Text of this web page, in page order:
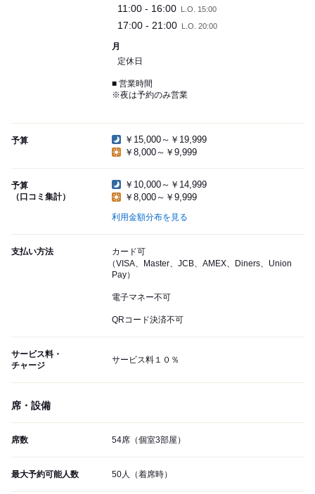
11:00 - 16:00 L.O. 15:00
17:00 - 21:00 L.O. 20:00
月
定休日
■ 営業時間
※夜は予約のみ営業
予算
￥15,000～￥19,999
￥8,000～￥9,999
予算
（口コミ集計）
￥10,000～￥14,999
￥8,000～￥9,999
利用金額分布を見る
支払い方法
カード可
（VISA、Master、JCB、AMEX、Diners、Union
Pay）
電子マネー不可
QRコード決済不可
サービス料・
チャージ
サービス料１０％
席・設備
席数 54席（個室3部屋）
最大予約可能人数 50人（着席時）